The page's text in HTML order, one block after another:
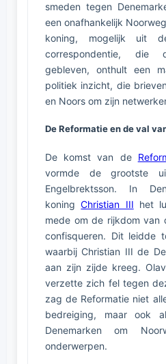
smeden tegen
een onafhankelijk
koning, mogelijk uit
correspondentie, die
gebleven, onthult een
politiek inzicht, die
en Noors om zijn
De Reformatie en de val
De komst van de
vormde de grootste
Engelbrektsson. In
koningChristian III het
mede om de rijkdom van
confisqueren. Dit leidde
waarbij Christian III de
aan zijn zijde kreeg.
verzette zich fel tegen
zag de Reformatie niet
bedreiging, maar ook
Denemarken om
onderwerpen.